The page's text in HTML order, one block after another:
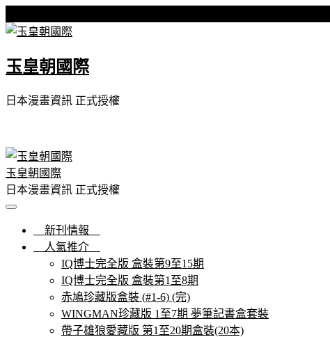
to
content
玉皇朝國際
日本漫畫資訊 正式授權
玉皇朝國際
日本漫畫資訊 正式授權
新刊情報
人氣推介
IQ博士完全版 盒裝第9至15期
IQ博士完全版 盒裝第1至8期
赤鳩珍藏版盒裝 (#1-6) (完)
WINGMAN珍藏版 1至7期 夢筆記書盒套裝
帶子雄狼愛藏版 第1至20期盒裝(20本)